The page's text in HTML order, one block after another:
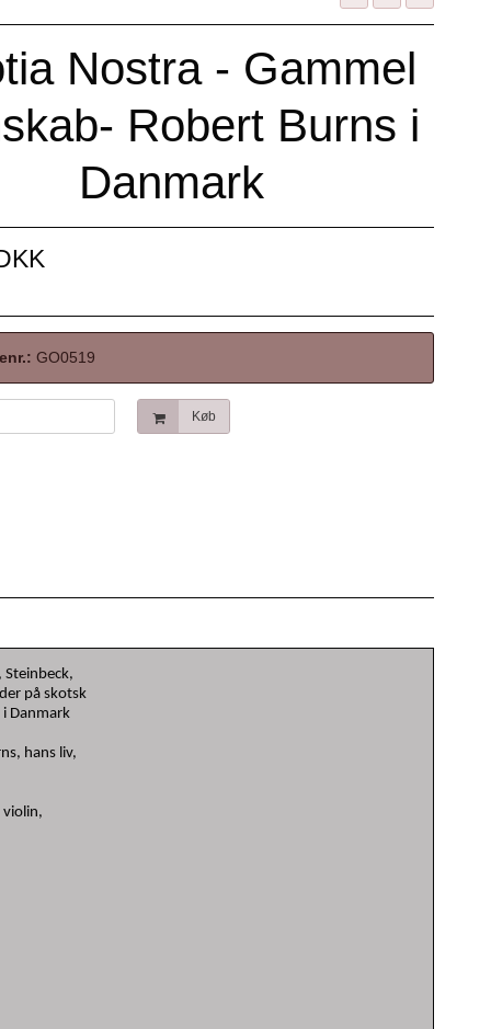
Nostra - Gammel
Robert Burns i
Danmark
GO0519
Køb
på skotsk
Danmark
hans liv,
violin,